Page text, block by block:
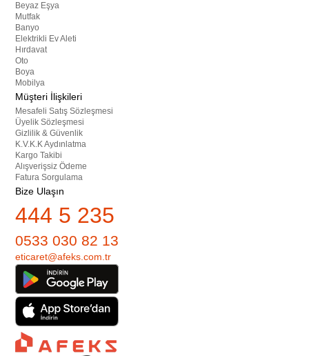
Beyaz Eşya
Mutfak
Banyo
Elektrikli Ev Aleti
Hırdavat
Oto
Boya
Mobilya
Müşteri İlişkileri
Mesafeli Satış Sözleşmesi
Üyelik Sözleşmesi
Gizlilik & Güvenlik
K.V.K.K Aydınlatma
Kargo Takibi
Alışverişsiz Ödeme
Fatura Sorgulama
Bize Ulaşın
444 5 235
0533 030 82 13
eticaret@afeks.com.tr